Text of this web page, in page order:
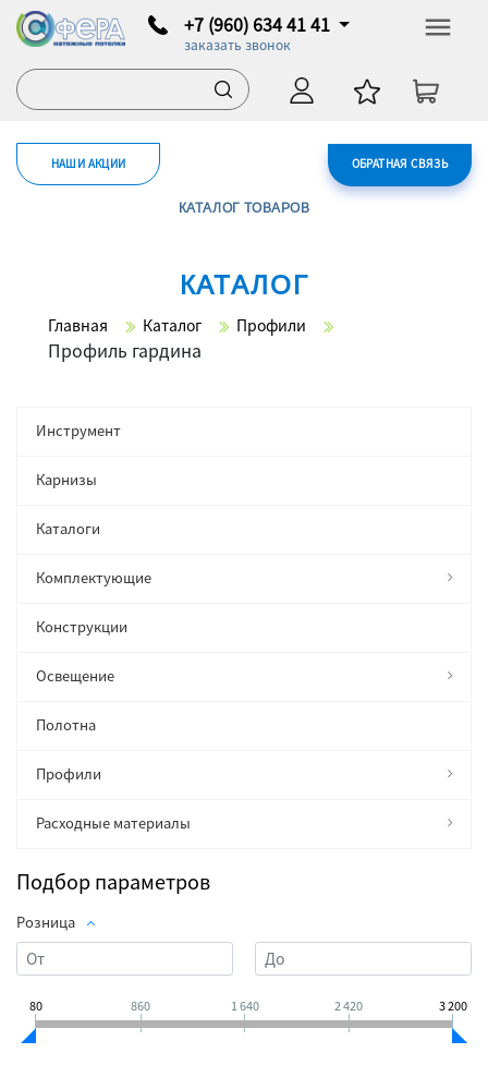
+7 (960) 634 41 41
заказать звонок
ОБРАТНАЯ СВЯЗЬ
НАШИ АКЦИИ
КАТАЛОГ ТОВАРОВ
КАТАЛОГ
Главная Каталог Профили
Профиль гардина
Инструмент
Карнизы
Каталоги
Комплектующие
Конструкции
Освещение
Полотна
Профили
Расходные материалы
Подбор параметров
Розница
80 860 1 640 2 420 3 200